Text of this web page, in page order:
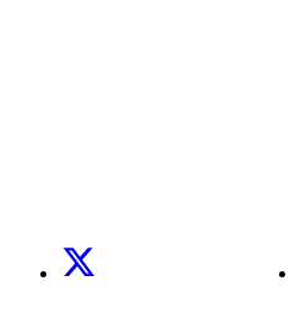
X